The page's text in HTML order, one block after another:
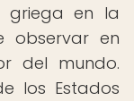
griega en la
observar en
del mundo.
los Estados